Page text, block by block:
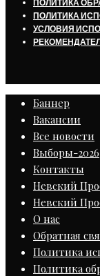
ПОЛИТИКА
ПОЛИТИКА
УСЛОВИЯ
Баннер
Вакансии
Все новости
Выборы-2026
Контакты
Невский
Невский
О нас
Обратная
Политика
Политика